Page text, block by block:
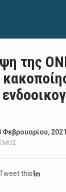
της
Φεβρουαρίου,
ΟΝΝΕΔ
this!